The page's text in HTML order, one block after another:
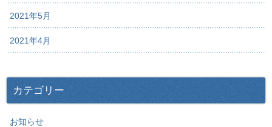
2021年5月
2021年4月
カテゴリー
お知らせ